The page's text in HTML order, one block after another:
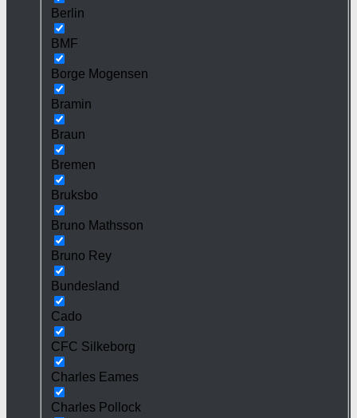
Berlin
BMF
Borge Mogensen
Bramin
Braun
Bremen
Bruksbo
Bruno Mathsson
Bruno Rey
Bundesland
Cado
CFC Silkeborg
Charles Eames
Charles Pollock